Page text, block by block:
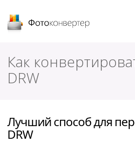
Как
DRW
Лучший способ для
DRW